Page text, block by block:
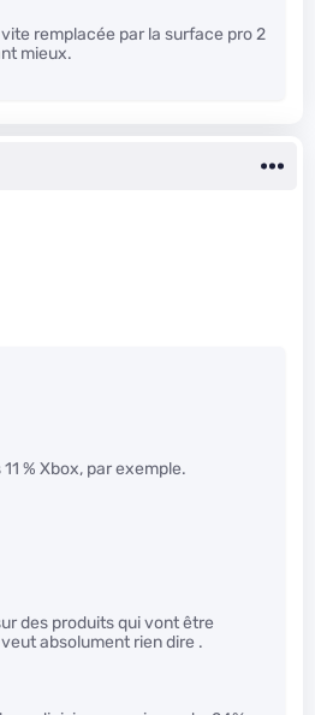
remplacée par la surface pro 2
mieux.
% Xbox, par exemple.
des produits qui vont être
absolument rien dire .